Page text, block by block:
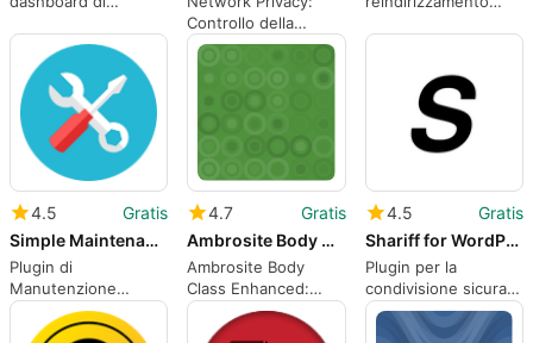
Controllo della
Visibilità del Sito
4.5
Gratis
Simple Maintenance
Plugin di
Manutenzione
Semplice per
WordPress
4.7
Gratis
Ambrosite Body Class Enhanced
Ambrosite Body
Class Enhanced:
Potenzia il tuo
WordPress
4.5
Gratis
Shariff for WordPress
Plugin per la
condivisione sicura
su WordPress